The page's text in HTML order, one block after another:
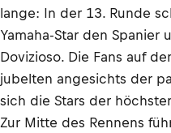
lange: In der 13. Runde
Yamaha-Star den Spanier
Dovizioso. Die Fans auf
jubelten angesichts der
sich die Stars der
Zur Mitte des Rennens